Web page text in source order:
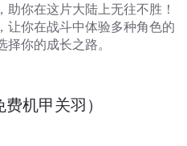
你在这片大陆上无往不胜！
让你在战斗中体验多种角色的
你的成长之路。
机甲关羽）